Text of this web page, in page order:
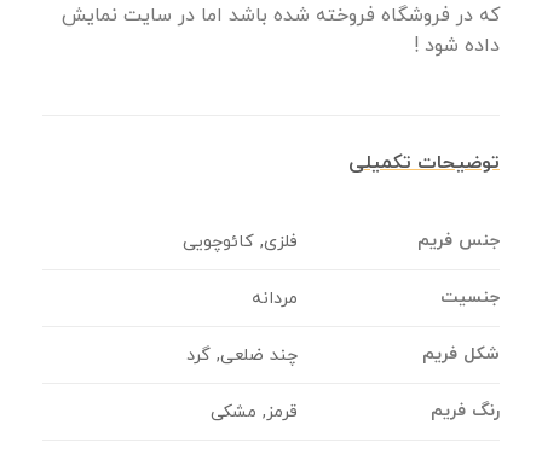
که در فروشگاه فروخته شده باشد اما در سایت نمایش
داده شود !
توضیحات تکمیلی
جنس فریم فلزی, کائوچویی
جنسیت مردانه
شکل فریم چند ضلعی, گرد
رنگ فریم قرمز, مشکی